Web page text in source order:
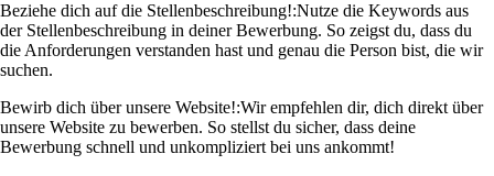
Beziehe dich auf die Stellenbeschreibung!:Nutze die Keywords aus
der Stellenbeschreibung in deiner Bewerbung. So zeigst du, dass du
die Anforderungen verstanden hast und genau die Person bist, die wir
suchen.
Bewirb dich über unsere Website!:Wir empfehlen dir, dich direkt über
unsere Website zu bewerben. So stellst du sicher, dass deine
Bewerbung schnell und unkompliziert bei uns ankommt!